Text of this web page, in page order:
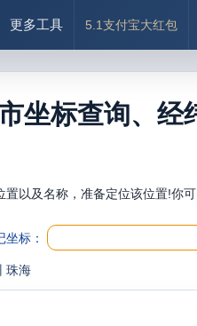
更多工具 5.1支付宝大红包
坐标查询、经
以及名称，准备定位该位置!你可
坐标：
珠海